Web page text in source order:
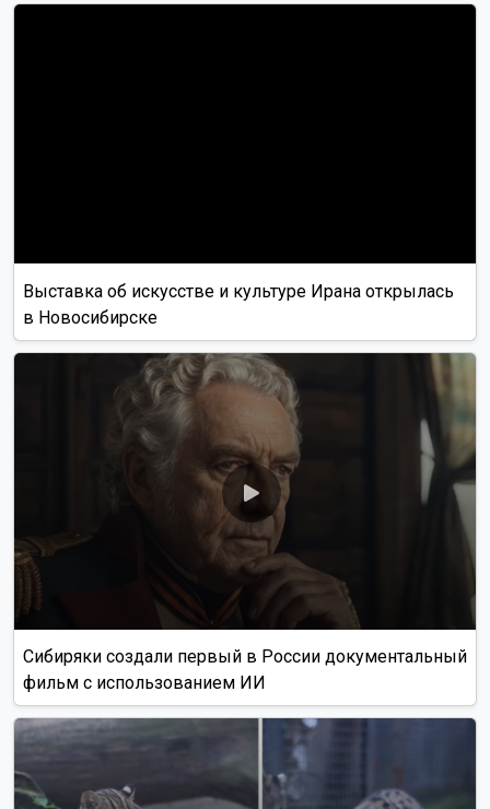
Выставка об искусстве и культуре Ирана открылась
в Новосибирске
Сибиряки создали первый в России документальный
фильм с использованием ИИ